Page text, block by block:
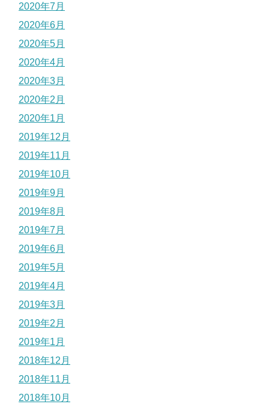
2020年7月
2020年6月
2020年5月
2020年4月
2020年3月
2020年2月
2020年1月
2019年12月
2019年11月
2019年10月
2019年9月
2019年8月
2019年7月
2019年6月
2019年5月
2019年4月
2019年3月
2019年2月
2019年1月
2018年12月
2018年11月
2018年10月